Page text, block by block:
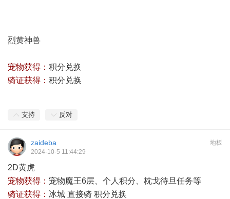
烈黄神兽
宠物获得： 积分兑换
骑证获得： 积分兑换
支持 反对
地板
zaideba
2024-10-5 11:44:29
2D黄虎
宠物获得： 宠物魔王6层、个人积分、枕戈待旦任务等
骑证获得： 冰城 直接骑 积分兑换